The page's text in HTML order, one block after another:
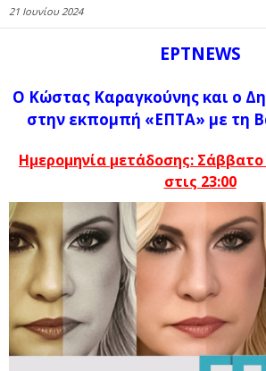
21 Ιουνίου 2024
ΕΡΤNEWS
Ο Κώστας Καραγκούνης και ο
στην εκπομπή «ΕΠΤΑ» με τη
Ημερομηνία μετάδοσης: Σάββατο
στις 23:00